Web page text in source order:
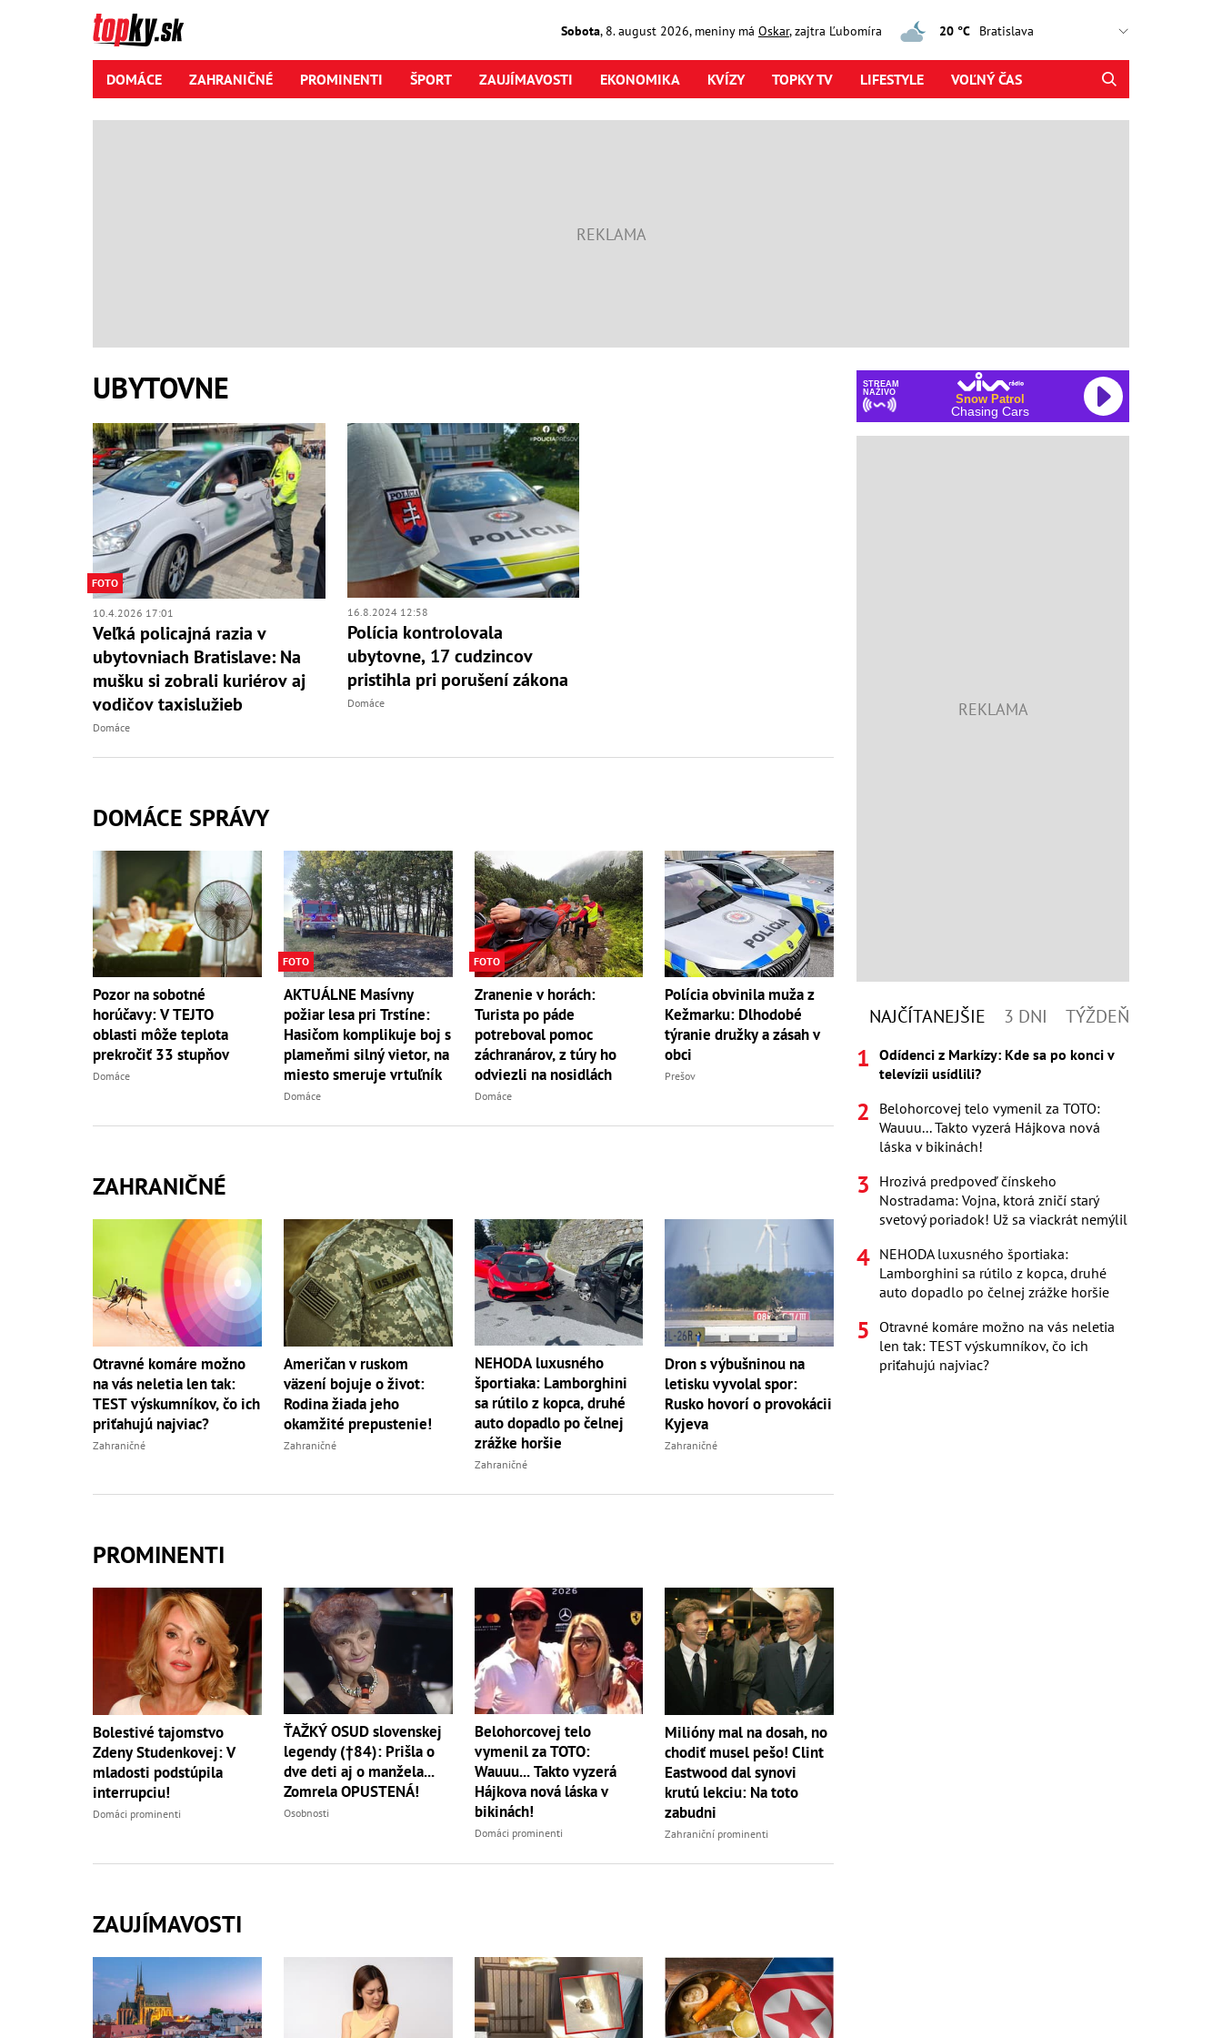
Sobota, 8. august2026, meniny má Oskar, zajtra Ľubomíra 20 °C
DOMÁCE ZAHRANIČNÉ PROMINENTI ŠPORT ZAUJÍMAVOSTI EKONOMIKA KVÍZY TOPKY TV LIFESTYLE VOĽNÝ ČAS
UBYTOVNE
FOTO
10.4.2026 17:01
Veľká policajná razia v
ubytovniach Bratislave: Na
mušku si zobrali kuriérov aj
vodičov taxislužieb
Domáce
16.8.2024 12:58
Polícia kontrolovala
ubytovne, 17 cudzincov
pristihla pri porušení zákona
Domáce
DOMÁCE SPRÁVY
Pozor na sobotné
horúčavy: V TEJTO
oblasti môže teplota
prekročiť 33 stupňov
Domáce
FOTO
AKTUÁLNE Masívny
požiar lesa pri Trstíne:
Hasičom komplikuje boj s
plameňmi silný vietor, na
miesto smeruje vrtuľník
Domáce
FOTO
Zranenie v horách:
Turista po páde
potreboval pomoc
záchranárov, z túry ho
odviezli na nosidlách
Domáce
Polícia obvinila muža z
Kežmarku: Dlhodobé
týranie družky a zásah v
obci
Prešov
ZAHRANIČNÉ
Otravné komáre možno
na vás neletia len tak:
TEST výskumníkov, čo ich
priťahujú najviac?
Zahraničné
Američan v ruskom
väzení bojuje o život:
Rodina žiada jeho
okamžité prepustenie!
Zahraničné
NEHODA luxusného
športiaka: Lamborghini
sa rútilo z kopca, druhé
auto dopadlo po čelnej
zrážke horšie
Zahraničné
Dron s výbušninou na
letisku vyvolal spor:
Rusko hovorí o provokácii
Kyjeva
Zahraničné
PROMINENTI
Bolestivé tajomstvo
Zdeny Studenkovej: V
mladosti podstúpila
interrupciu!
Domáci prominenti
ŤAŽKÝ OSUD slovenskej
legendy (†84): Prišla o
dve deti aj o manžela...
Zomrela OPUSTENÁ!
Osobnosti
Belohorcovej telo
vymenil za TOTO:
Wauuu... Takto vyzerá
Hájkova nová láska v
bikinách!
Domáci prominenti
Milióny mal na dosah, no
chodiť musel pešo! Clint
Eastwood dal synovi
krutú lekciu: Na toto
zabudni
Zahraniční prominenti
ZAUJÍMAVOSTI
STREAM
NAŽIVO
Snow Patrol
Chasing Cars
NAJČÍTANEJŠIE 3 DNI TÝŽDEŇ
Odídenci z Markízy: Kde sa po konci v
televízii usídlili?
Belohorcovej telo vymenil za TOTO:
Wauuu... Takto vyzerá Hájkova nová
láska v bikinách!
Hrozivá predpoveď čínskeho
Nostradama: Vojna, ktorá zničí starý
svetový poriadok! Už sa viackrát nemýlil
NEHODA luxusného športiaka:
Lamborghini sa rútilo z kopca, druhé
auto dopadlo po čelnej zrážke horšie
Otravné komáre možno na vás neletia
len tak: TEST výskumníkov, čo ich
priťahujú najviac?